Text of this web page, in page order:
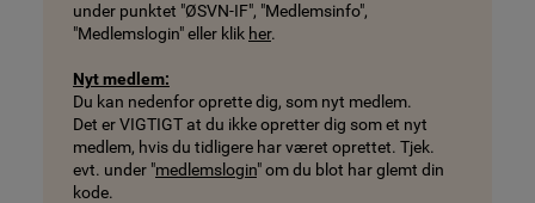
under punktet "ØSVN-IF", "Medlemsinfo",
"Medlemslogin" eller klik her.
Nyt medlem:
Du kan nedenfor oprette dig, som nyt medlem.
Det er VIGTIGT at du ikke opretter dig som et nyt
medlem, hvis du tidligere har været oprettet. Tjek.
evt. under "medlemslogin" om du blot har glemt din
kode.